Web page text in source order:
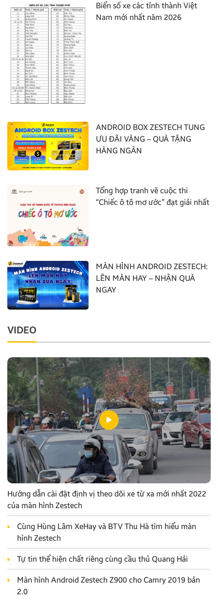
Biển số xe các tỉnh thành Việt
Nam mới nhất năm 2026
ANDROID BOX ZESTECH TUNG
ƯU ĐÃI VÀNG – QUÀ TẶNG
HÀNG NGÀN
Tổng hợp tranh vẽ cuộc thi
“Chiếc ô tô mơ ước” đạt giải nhất
MÀN HÌNH ANDROID ZESTECH:
LÊN MÀN HAY – NHẬN QUÀ
NGAY
VIDEO
Hướng dẫn cài đặt định vị theo dõi xe từ xa mới nhất 2022
của màn hình Zestech
Cùng Hùng Lâm XeHay và BTV Thu Hà tìm hiểu màn
hình Zestech
Tự tin thể hiện chất riêng cùng cầu thủ Quang Hải
Màn hình Android Zestech Z900 cho Camry 2019 bản
2.0